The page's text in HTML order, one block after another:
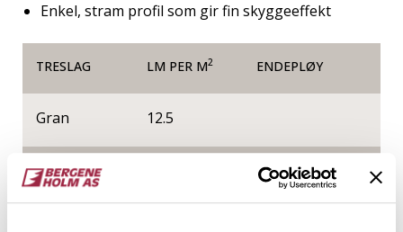
Enkel, stram profil som gir fin skyggeeffekt
TRESLAG LM PER M2 ENDEPLØY
Gran 12.5
NOBB